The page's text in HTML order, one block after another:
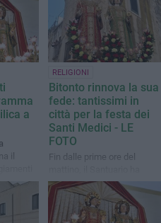
a
il
RELIGIONI
Bitonto rinnova la sua
fede: tantissimi in
città per la festa dei
Santi Medici - LE
FOTO
Fin dalle prime ore del
accolto i pellegrini giunti per
rendere omaggio ai due
taumaturghi